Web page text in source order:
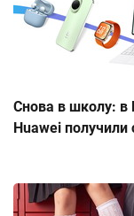
Снова в школу: в
Huawei получили